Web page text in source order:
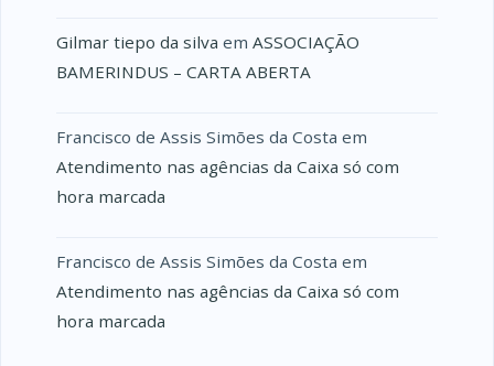
Gilmar tiepo da silva em ASSOCIAÇÃO
BAMERINDUS – CARTA ABERTA
Francisco de Assis Simões da Costa em
Atendimento nas agências da Caixa só com
hora marcada
Francisco de Assis Simões da Costa em
Atendimento nas agências da Caixa só com
hora marcada